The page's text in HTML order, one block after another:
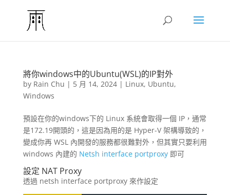
將你windows中的Ubuntu(WSL)的IP對外
by Rain Chu | 5 月 14, 2024| Linux, Ubuntu,
Windows
預設在你的windows下的 Linux 系統會取得一個 IP，通常
是172.19開頭的，這是因為用的是 Hyper-V 架構導致的，
變成你再 WSL 內開發的服務都很難對外，但其實只要利用
windows 內建的 Netsh interface portproxy即可
設定 NAT Proxy
透過 netsh interface portproxy 來作設定